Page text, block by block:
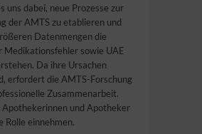
uns dabei, neue Prozesse zur
der AMTS zu etablieren und
Datenmengen die
Medikationsfehler sowie UAE
Da ihre Ursachen
erfordert die AMTS-Forschung
Zusammenarbeit.
Apothekerinnen und Apotheker
Rolle einnehmen.